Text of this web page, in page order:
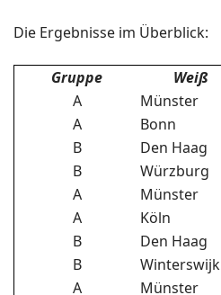
Die Ergebnisse im Überblick:
Gruppe Weiß
A
Münster
A
Bonn
B
Den Haag
B
Würzburg
A
Münster
A
Köln
B
Den Haag
B
Winterswijk
A
Münster